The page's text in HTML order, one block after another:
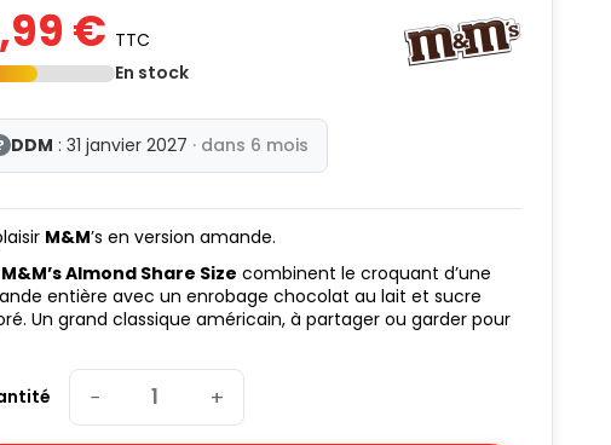
€ TTC
En stock
DDM : 31 janvier 2027 · dans 6 mois
M&M’s en version amande.
M&M’s Almond Share Size combinent le croquant d’une
entière avec un enrobage chocolat au lait et sucre
Un grand classique américain, à partager ou garder pour
− +